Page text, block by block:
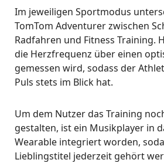
Im jeweiligen Sportmodus
TomTom Adventurer zwischen
Radfahren und Fitness Training.
die Herzfrequenz über einen
gemessen wird, sodass der
Puls stets im Blick hat.
Um dem Nutzer das Training
gestalten, ist ein Musikplayer in
Wearable integriert worden,
Lieblingstitel jederzeit gehört